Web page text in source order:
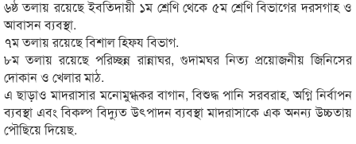
৬ষ্ঠ তলায় রয়েছে ইবতিদায়ী ১ম শ্রেণি থেকে ৫ম শ্রেণি বিভাগের দরসগাহ ও
আবাসন ব্যবস্থা.
৭ম তলায় রয়েছে বিশাল হিফয বিভাগ.
৮ম তলায় রয়েছে পরিচ্ছন্ন রান্নাঘর, গুদামঘর নিত্য প্রয়োজনীয় জিনিসের
দোকান ও খেলার মাঠ.
এ ছাড়াও মাদরাসার মনোমুগ্ধকর বাগান, বিশুদ্ধ পানি সরবরাহ, অগ্নি নির্বাপন
ব্যবস্থা এবং বিকল্প বিদ্যুত উৎপাদন ব্যবস্থা মাদরাসাকে এক অনন্য উচ্চতায়
পৌছিয়ে দিয়েছ.